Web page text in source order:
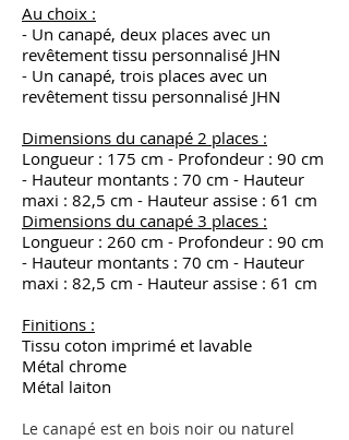
Au choix :
- Un canapé, deux places avec un
revêtement tissu personnalisé JHN
- Un canapé, trois places avec un
revêtement tissu personnalisé JHN
Dimensions du canapé 2 places :
Longueur : 175 cm - Profondeur : 90 cm
- Hauteur montants : 70 cm - Hauteur
maxi : 82,5 cm - Hauteur assise : 61 cm
Dimensions du canapé 3 places :
Longueur : 260 cm - Profondeur : 90 cm
- Hauteur montants : 70 cm - Hauteur
maxi : 82,5 cm - Hauteur assise : 61 cm
Finitions :
Tissu coton imprimé et lavable
Métal chrome
Métal laiton
Le canapé est en bois noir ou naturel